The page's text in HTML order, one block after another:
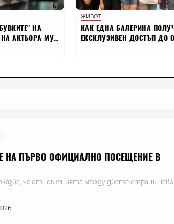
НА ПЪРВО ОФИЦИАЛНО ПОСЕЩЕНИЕ В
че отношенията между двете страни